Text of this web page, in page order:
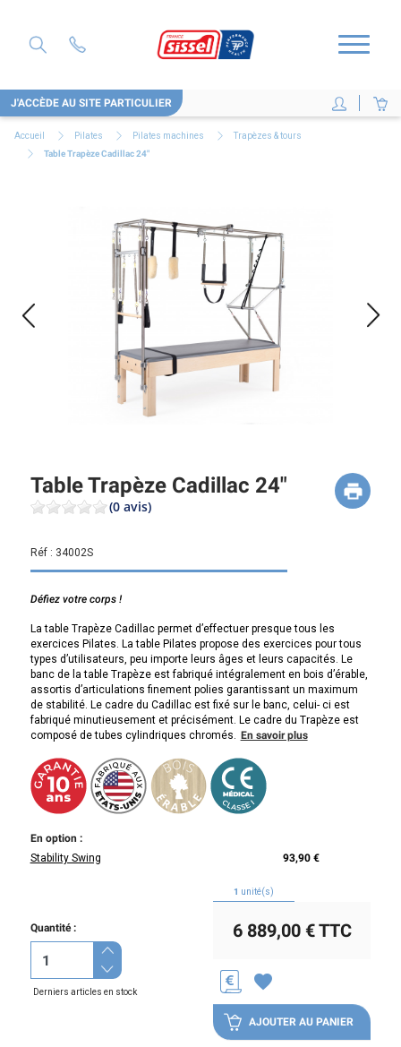
J'ACCÈDE AU SITE PARTICULIER
Accueil Pilates Pilates machines
Trapèzes & tours
Table Trapèze Cadillac 24"
Table Trapèze Cadillac 24"
(0 avis)
Réf : 34002S
Défiez votre corps !
La table Trapèze Cadillac permet d’effectuer presque tous les
exercices Pilates. La table Pilates propose des exercices pour tous
types d’utilisateurs, peu importe leurs âges et leurs capacités. Le
banc de la table Trapèze est fabriqué intégralement en bois d’érable,
assortis d’articulations finement polies garantissant un maximum
de stabilité. Le cadre du Cadillac est fixé sur le banc, celui- ci est
fabriqué minutieusement et précisément. Le cadre du Trapèze est
composé de tubes cylindriques chromés. En savoir plus
En option :
Stability Swing
93,90 €
Quantité :
Derniers articles en stock
1 unité(s)
6 889,00 €TTC
favorite
AJOUTER AU PANIER